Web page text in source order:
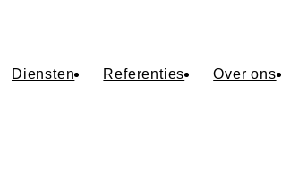
Diensten Referenties Over ons